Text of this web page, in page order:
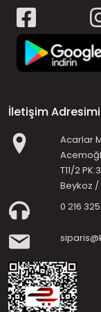
İletişim
Acarlar
T11/2
Beykoz
0 216